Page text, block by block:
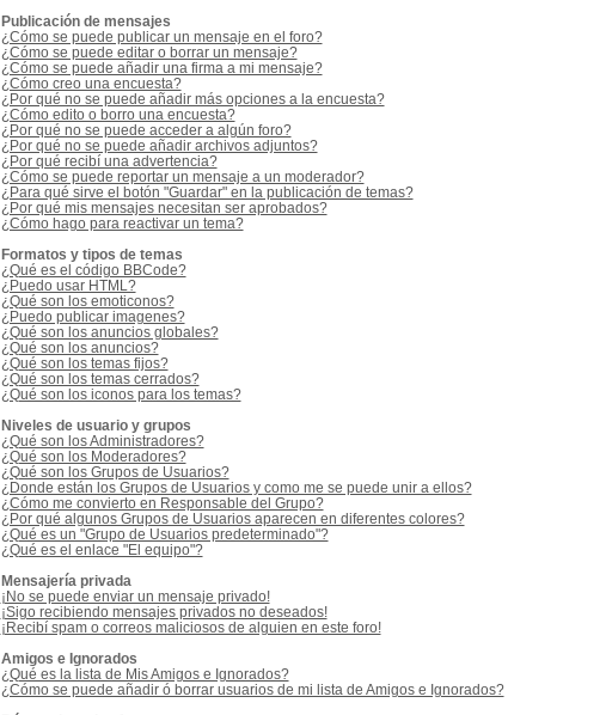
Publicación de mensajes
¿Cómo se puede publicar un mensaje en el foro?
¿Cómo se puede editar o borrar un mensaje?
¿Cómo se puede añadir una firma a mi mensaje?
¿Cómo creo una encuesta?
¿Por qué no se puede añadir más opciones a la encuesta?
¿Cómo edito o borro una encuesta?
¿Por qué no se puede acceder a algún foro?
¿Por qué no se puede añadir archivos adjuntos?
¿Por qué recibí una advertencia?
¿Cómo se puede reportar un mensaje a un moderador?
¿Para qué sirve el botón "Guardar" en la publicación de temas?
¿Por qué mis mensajes necesitan ser aprobados?
¿Cómo hago para reactivar un tema?
Formatos y tipos de temas
¿Qué es el código BBCode?
¿Puedo usar HTML?
¿Qué son los emoticonos?
¿Puedo publicar imagenes?
¿Qué son los anuncios globales?
¿Qué son los anuncios?
¿Qué son los temas fijos?
¿Qué son los temas cerrados?
¿Qué son los iconos para los temas?
Niveles de usuario y grupos
¿Qué son los Administradores?
¿Qué son los Moderadores?
¿Qué son los Grupos de Usuarios?
¿Donde están los Grupos de Usuarios y como me se puede unir a ellos?
¿Cómo me convierto en Responsable del Grupo?
¿Por qué algunos Grupos de Usuarios aparecen en diferentes colores?
¿Qué es un "Grupo de Usuarios predeterminado"?
¿Qué es el enlace "El equipo"?
Mensajería privada
¡No se puede enviar un mensaje privado!
¡Sigo recibiendo mensajes privados no deseados!
¡Recibí spam o correos maliciosos de alguien en este foro!
Amigos e Ignorados
¿Qué es la lista de Mis Amigos e Ignorados?
¿Cómo se puede añadir ó borrar usuarios de mi lista de Amigos e Ignorados?